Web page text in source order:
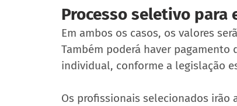
Processo seletivo para
Em ambos os casos, os valores
Também poderá haver
individual, conforme a legislação
Os profissionais selecionados irão